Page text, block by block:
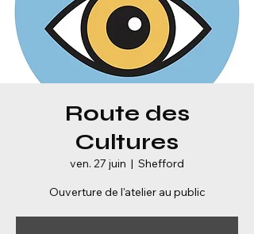
Route des
Cultures
ven. 27 juin
  |
Shefford
Ouverture de l'atelier au public